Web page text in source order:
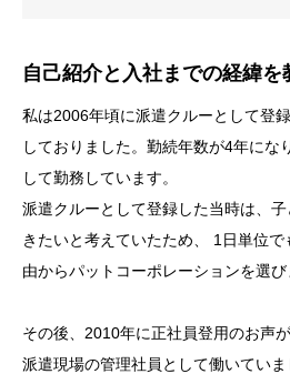
自己紹介と入社までの経緯を
私は2006年頃に派遣クルーとして登
しておりました。勤続年数が4年にな
して勤務しています。
派遣クルーとして登録した当時は、
きたいと考えていたため、 1日単位
由からパットコーポレーションを選び
その後、2010年に正社員登用のお声
派遣現場の管理社員として働いていま